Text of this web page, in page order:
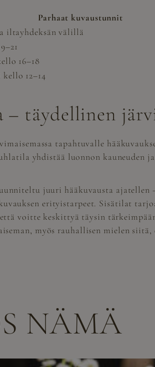
Parhaat kuvaustunnit
iltayhdeksän välillä
16–18
12–14
– täydellinen
tapahtuvalle
yhdistää luonnon kauneuden
juuri hääkuvausta
erityistarpeet. Sisätilat
voitte keskittyä täysin
myös rauhallisen mielen
NÄMÄ